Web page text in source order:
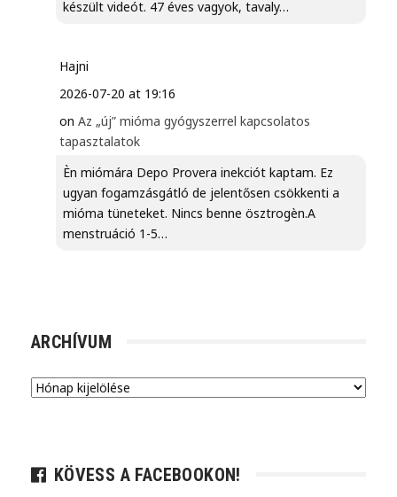
készült videót. 47 éves vagyok, tavaly…
Hajni
2026-07-20 at 19:16
on Az „új” mióma gyógyszerrel kapcsolatos
tapasztalatok
Èn miómára Depo Provera inekciót kaptam. Ez
ugyan fogamzásgátló de jelentősen csökkenti a
mióma tüneteket. Nincs benne ösztrogèn.A
menstruáció 1-5…
ARCHÍVUM
Archívum
KÖVESS A FACEBOOKON!